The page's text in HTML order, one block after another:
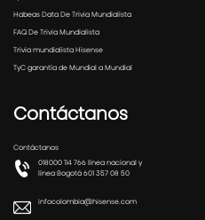
Habeas Data De Trivia Mundialista
FAQ De Trivia Mundialista
Trivia mundialista Hisense
TyC garantía de Mundial a Mundial
Contáctanos
Contáctanos
018000 114 766 línea nacional y
línea Bogotá 601 357 08 50
infocolombia@hisense.com